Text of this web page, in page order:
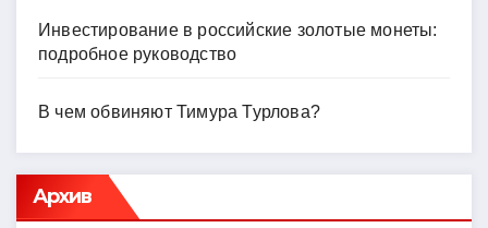
Инвестирование в российские золотые монеты:
подробное руководство
В чем обвиняют Тимура Турлова?
Архив